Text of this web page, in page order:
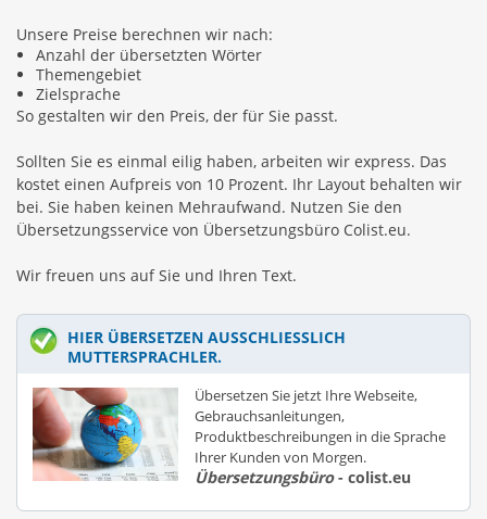
Unsere Preise berechnen wir nach:
Anzahl der übersetzten Wörter
Themengebiet
Zielsprache
So gestalten wir den Preis, der für Sie passt.
Sollten Sie es einmal eilig haben, arbeiten wir express. Das
kostet einen Aufpreis von 10 Prozent. Ihr Layout behalten wir
bei. Sie haben keinen Mehraufwand. Nutzen Sie den
Übersetzungsservice von Übersetzungsbüro Colist.eu.
Wir freuen uns auf Sie und Ihren Text.
HIER ÜBERSETZEN AUSSCHLIESSLICH M
UTTERSPRACHLER.
Übersetzen Sie jetzt Ihre Webseite,
Gebrauchsanleitungen,
Produktbeschreibungen in die Sprache
Ihrer Kunden von Morgen.
Übersetzungsbüro- colist.eu